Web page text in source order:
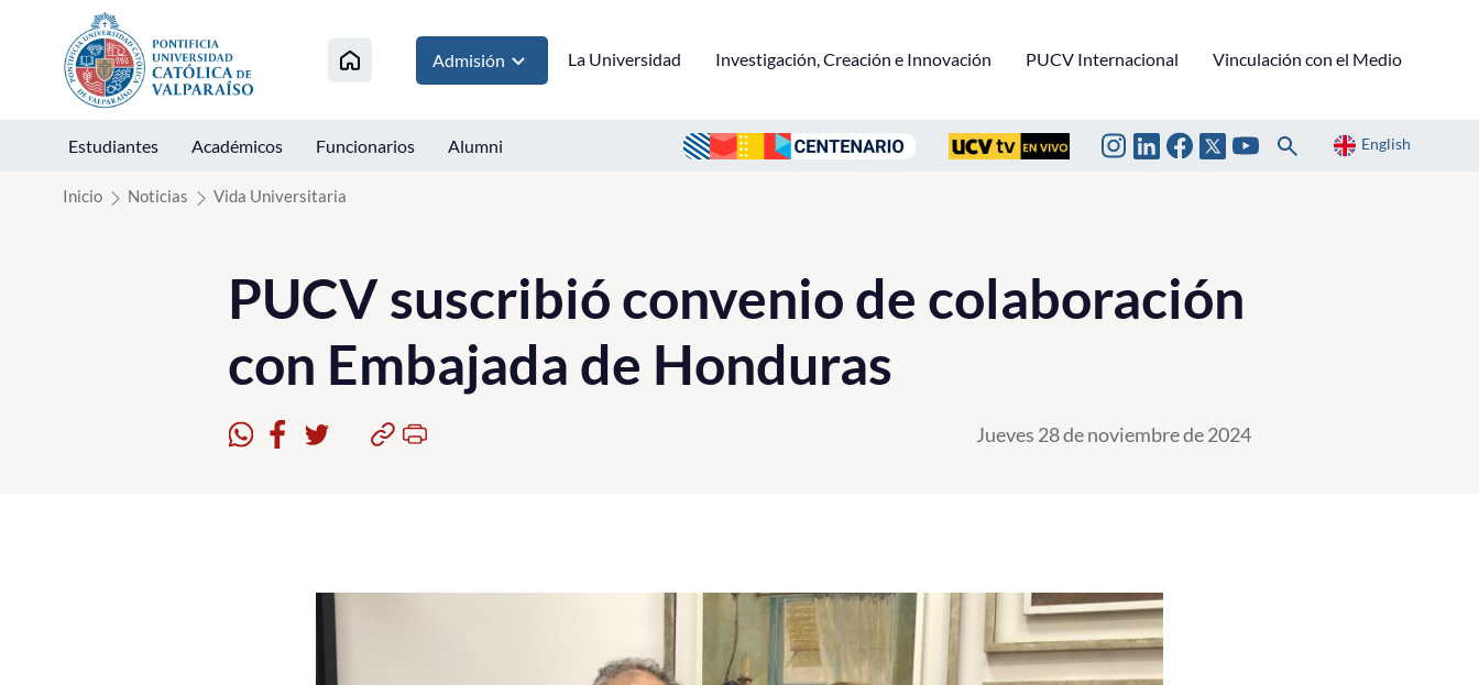
Click acá para ir directamente al contenido
Admisión La Universidad Investigación, Creación e Innovación PUCV Internacional Vinculación con el Medio
Estudiantes Académicos Funcionarios Alumni English
Inicio Noticias Vida Universitaria
PUCV suscribió convenio de colaboración
con Embajada de Honduras
Jueves 28 de noviembre de 2024